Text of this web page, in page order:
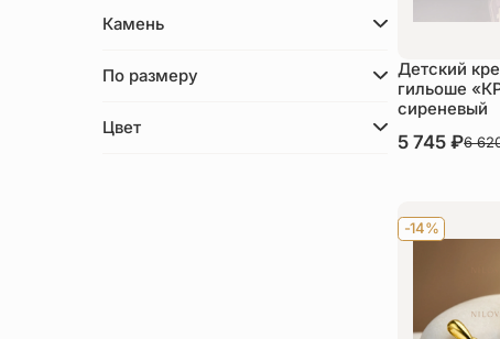
Камень
По размеру
Цвет
Детский
гильоше
сиреневый
В наличии
5 745₽6
-14%